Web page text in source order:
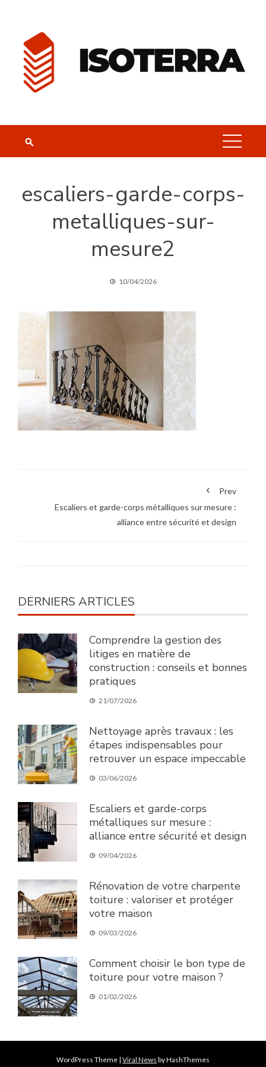
content
escaliers-garde-corps-
metalliques-sur-
mesure2
10/04/2026
Prev
Escaliers et garde-corps métalliques sur mesure :
alliance entre sécurité et design
DERNIERS ARTICLES
Comprendre la gestion des
litiges en matière de
construction : conseils et bonnes
pratiques
21/07/2026
Nettoyage après travaux : les
étapes indispensables pour
retrouver un espace impeccable
03/06/2026
Escaliers et garde-corps
métalliques sur mesure :
alliance entre sécurité et design
09/04/2026
Rénovation de votre charpente
toiture : valoriser et protéger
votre maison
09/03/2026
Comment choisir le bon type de
toiture pour votre maison ?
01/02/2026
WordPress Theme | Viral News by HashThemes